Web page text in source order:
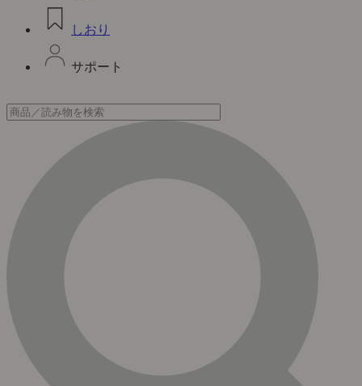
しおり
サポート